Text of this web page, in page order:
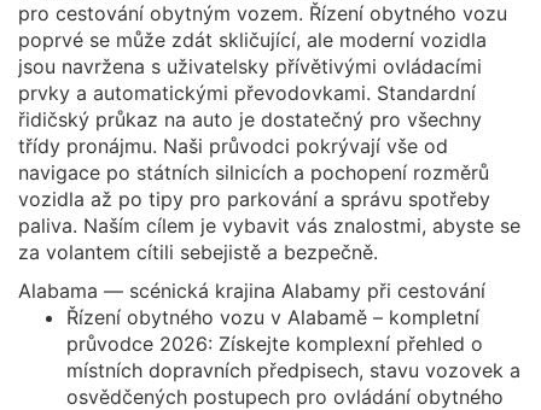
pro cestování obytným vozem. Řízení obytného vozu
poprvé se může zdát skličující, ale moderní vozidla
jsou navržena s uživatelsky přívětivými ovládacími
prvky a automatickými převodovkami. Standardní
řidičský průkaz na auto je dostatečný pro všechny
třídy pronájmu. Naši průvodci pokrývají vše od
navigace po státních silnicích a pochopení rozměrů
vozidla až po tipy pro parkování a správu spotřeby
paliva. Naším cílem je vybavit vás znalostmi, abyste se
za volantem cítili sebejistě a bezpečně.
Alabama — scénická krajina Alabamy při cestování
Řízení obytného vozu v Alabamě – kompletní
průvodce 2026: Získejte komplexní přehled o
místních dopravních předpisech, stavu vozovek a
osvědčených postupech pro ovládání obytného